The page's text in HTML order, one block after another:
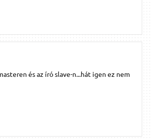
és az író slave-n...hát igen ez nem